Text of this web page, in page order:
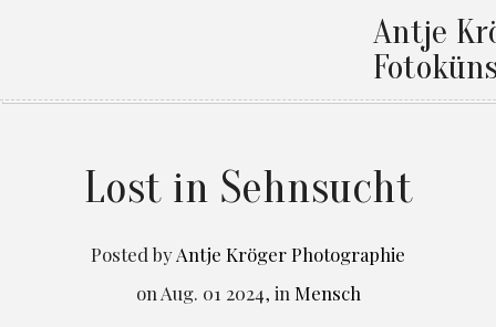
Antje
Lost in Sehnsucht
Posted byAntje Kröger Photographie
on Aug. 01 2024, in Mensch